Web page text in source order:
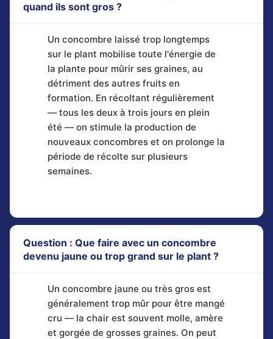
quand ils sont gros ?
Un concombre laissé trop longtemps
sur le plant mobilise toute l'énergie de
la plante pour mûrir ses graines, au
détriment des autres fruits en
formation. En récoltant régulièrement
— tous les deux à trois jours en plein
été — on stimule la production de
nouveaux concombres et on prolonge la
période de récolte sur plusieurs
semaines.
Question : Que faire avec un concombre
devenu jaune ou trop grand sur le plant ?
Un concombre jaune ou très gros est
généralement trop mûr pour être mangé
cru — la chair est souvent molle, amère
et gorgée de grosses graines. On peut